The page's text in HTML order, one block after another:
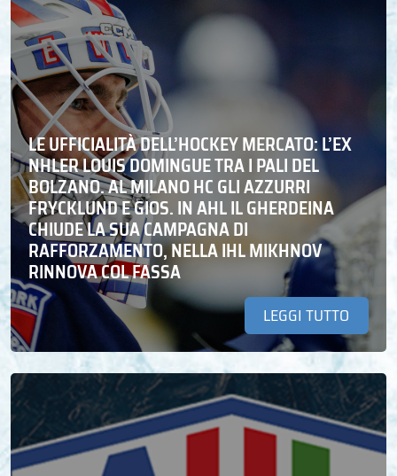
LE UFFICIALITÀ DELL’HOCKEY MERCATO: L’EX
NHLER LOUIS DOMINGUE TRA I PALI DEL
BOLZANO. AL MILANO HC GLI AZZURRI
FRYCKLUND E GIOS. IN AHL IL GHERDEINA
CHIUDE LA SUA CAMPAGNA DI
RAFFORZAMENTO, NELLA IHL MIKHNOV
RINNOVA COL FASSA
LEGGI TUTTO